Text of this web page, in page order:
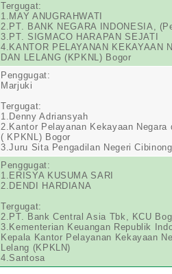
Tergugat:
1.MAY ANUGRAHWATI
2.PT. BANK NEGARA INDONESIA,
3.PT. SIGMACO HARAPAN SEJATI
4.KANTOR PELAYANAN KEKAYAAN
DAN LELANG (KPKNL) Bogor
Penggugat:
Marjuki
Tergugat:
1.Denny Adriansyah
2.Kantor Pelayanan Kekayaan Negara
( KPKNL) Bogor
3.Juru Sita Pengadilan Negeri Cibinong
Penggugat:
1.ERISYA KUSUMA SARI
2.DENDI HARDIANA
Tergugat:
2.PT. Bank Central Asia Tbk, KCU
3.Kementerian Keuangan Republik
Kepala Kantor Pelayanan Kekayaan
Lelang (KPKLN)
4.Santosa